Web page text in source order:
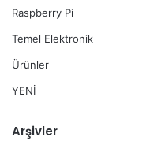
Raspberry Pi
Temel Elektronik
Ürünler
YENİ
Arşivler